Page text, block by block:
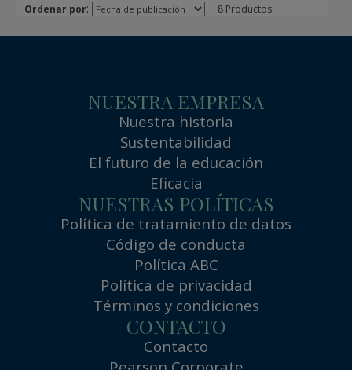
Ordenar por: 8 Productos
NUESTRA EMPRESA
Nuestra historia
Sustentabilidad
El futuro de la educación
Eficacia
NUESTRAS POLÍTICAS
Política de tratamiento de datos
Código de conducta
Política ABC
Política de privacidad
Términos y condiciones
CONTACTO
Contacto